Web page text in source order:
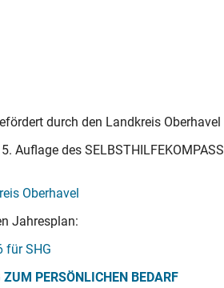
durch den Landkreis
Auflage des
Oberhavel
Jahresplan:
für SHG
PERSÖNLICHEN BEDARF